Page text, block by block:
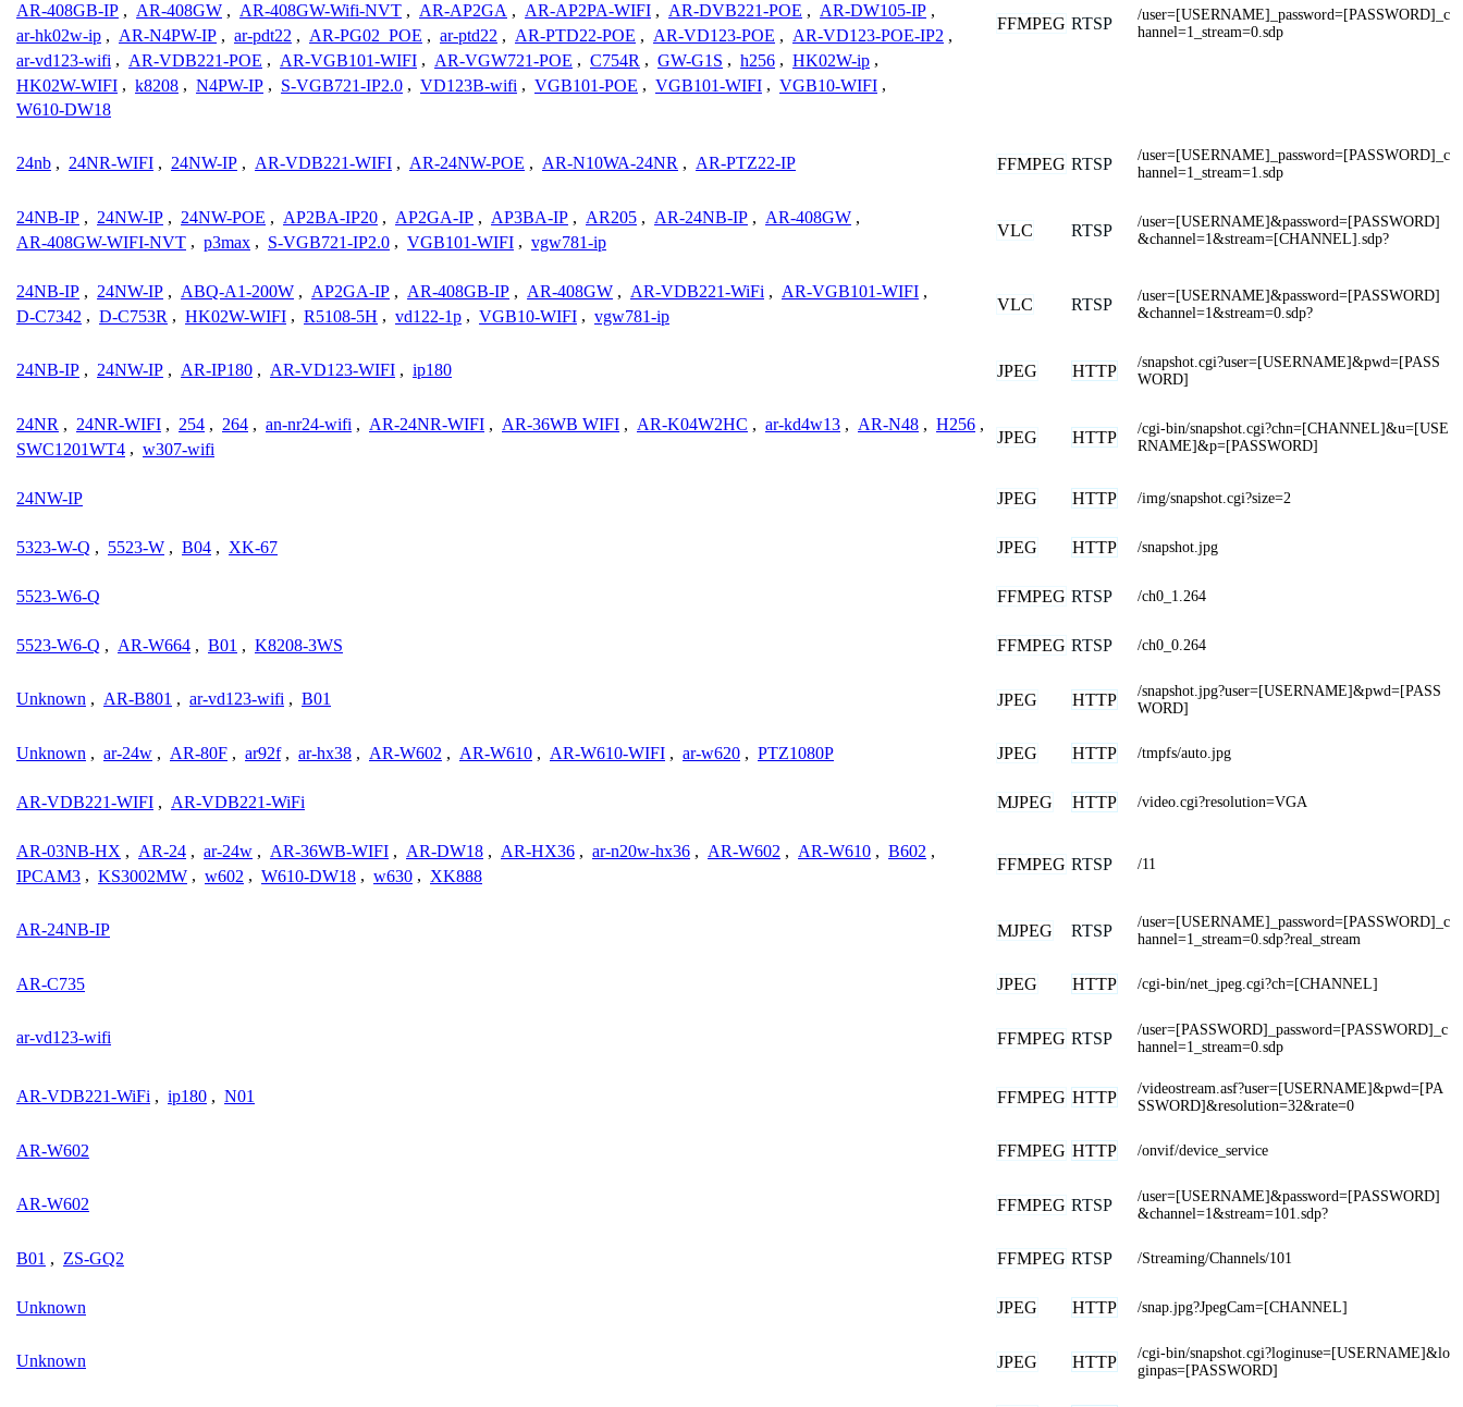
AR-408GB-IP , AR-408GW , AR-408GW-Wifi-NVT , AR-AP2GA , AR-AP2PA-WIFI , AR-DVB221-POE , AR-DW105-IP ,
ar-hk02w-ip , AR-N4PW-IP , ar-pdt22 , AR-PG02_POE , ar-ptd22 , AR-PTD22-POE , AR-VD123-POE , AR-VD123-POE-IP2 ,
ar-vd123-wifi , AR-VDB221-POE , AR-VGB101-WIFI , AR-VGW721-POE , C754R , GW-G1S , h256 , HK02W-ip ,
HK02W-WIFI , k8208 , N4PW-IP , S-VGB721-IP2.0 , VD123B-wifi , VGB101-POE , VGB101-WIFI , VGB10-WIFI ,
W610-DW18
FFMPEG RTSP
/user=[USERNAME]_password=[PASSWORD]_c
hannel=1_stream=0.sdp
24nb , 24NR-WIFI , 24NW-IP , AR-VDB221-WIFI , AR-24NW-POE , AR-N10WA-24NR , AR-PTZ22-IP FFMPEG RTSP
/user=[USERNAME]_password=[PASSWORD]_c
hannel=1_stream=1.sdp
24NB-IP , 24NW-IP , 24NW-POE , AP2BA-IP20 , AP2GA-IP , AP3BA-IP , AR205 , AR-24NB-IP , AR-408GW ,
AR-408GW-WIFI-NVT , p3max , S-VGB721-IP2.0 , VGB101-WIFI , vgw781-ip
VLC RTSP
/user=[USERNAME]&password=[PASSWORD]
&channel=1&stream=[CHANNEL].sdp?
24NB-IP , 24NW-IP , ABQ-A1-200W , AP2GA-IP , AR-408GB-IP , AR-408GW , AR-VDB221-WiFi , AR-VGB101-WIFI ,
D-C7342 , D-C753R , HK02W-WIFI , R5108-5H , vd122-1p , VGB10-WIFI , vgw781-ip
VLC RTSP
/user=[USERNAME]&password=[PASSWORD]
&channel=1&stream=0.sdp?
24NB-IP , 24NW-IP , AR-IP180 , AR-VD123-WIFI , ip180 JPEG HTTP
/snapshot.cgi?user=[USERNAME]&pwd=[PASS
WORD]
24NR , 24NR-WIFI , 254 , 264 , an-nr24-wifi , AR-24NR-WIFI , AR-36WB WIFI , AR-K04W2HC , ar-kd4w13 , AR-N48 , H256 ,
SWC1201WT4 , w307-wifi
JPEG HTTP
/cgi-bin/snapshot.cgi?chn=[CHANNEL]&u=[USE
RNAME]&p=[PASSWORD]
24NW-IP JPEG HTTP /img/snapshot.cgi?size=2
5323-W-Q , 5523-W , B04 , XK-67 JPEG HTTP /snapshot.jpg
5523-W6-Q FFMPEG RTSP /ch0_1.264
5523-W6-Q , AR-W664 , B01 , K8208-3WS FFMPEG RTSP /ch0_0.264
Unknown , AR-B801 , ar-vd123-wifi , B01 JPEG HTTP
/snapshot.jpg?user=[USERNAME]&pwd=[PASS
WORD]
Unknown , ar-24w , AR-80F , ar92f , ar-hx38 , AR-W602 , AR-W610 , AR-W610-WIFI , ar-w620 , PTZ1080P JPEG HTTP /tmpfs/auto.jpg
AR-VDB221-WIFI , AR-VDB221-WiFi MJPEG HTTP /video.cgi?resolution=VGA
AR-03NB-HX , AR-24 , ar-24w , AR-36WB-WIFI , AR-DW18 , AR-HX36 , ar-n20w-hx36 , AR-W602 , AR-W610 , B602 ,
IPCAM3 , KS3002MW , w602 , W610-DW18 , w630 , XK888
FFMPEG RTSP /11
AR-24NB-IP MJPEG RTSP
/user=[USERNAME]_password=[PASSWORD]_c
hannel=1_stream=0.sdp?real_stream
AR-C735 JPEG HTTP /cgi-bin/net_jpeg.cgi?ch=[CHANNEL]
ar-vd123-wifi FFMPEG RTSP
/user=[PASSWORD]_password=[PASSWORD]_c
hannel=1_stream=0.sdp
AR-VDB221-WiFi , ip180 , N01 FFMPEG HTTP
/videostream.asf?user=[USERNAME]&pwd=[PA
SSWORD]&resolution=32&rate=0
AR-W602 FFMPEG HTTP /onvif/device_service
AR-W602 FFMPEG RTSP
/user=[USERNAME]&password=[PASSWORD]
&channel=1&stream=101.sdp?
B01 , ZS-GQ2 FFMPEG RTSP /Streaming/Channels/101
Unknown JPEG HTTP /snap.jpg?JpegCam=[CHANNEL]
Unknown JPEG HTTP
/cgi-bin/snapshot.cgi?loginuse=[USERNAME]&lo
ginpas=[PASSWORD]